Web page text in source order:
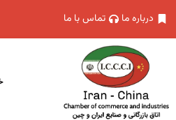
درباره ما تماس با ما